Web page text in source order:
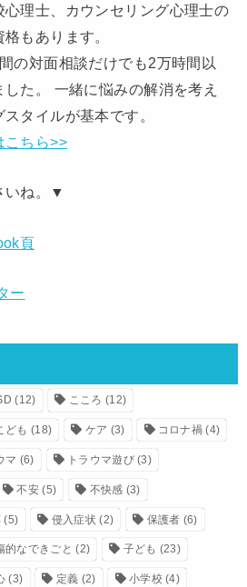
理士、カウンセリング心理士の
もあります。
の対面相談だけでも2万時間以
した。 一緒に悩みの解消を考え
タイルが基本です。
こちら>>
いね。▼
頁
ー
(12) こころ (12)
ども (18) ケア (3) コロナ禍 (4)
マ (6) トラウマ遊び(3)
不安 (5) 不快感 (3)
(5) 侵入症状 (2) 保護者 (6)
的なできごと (2) 子ども (23)
(3) 定義 (2) 小学校 (4)